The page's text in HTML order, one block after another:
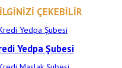
ÇEKEBİLİR
Yedpa Şubesi